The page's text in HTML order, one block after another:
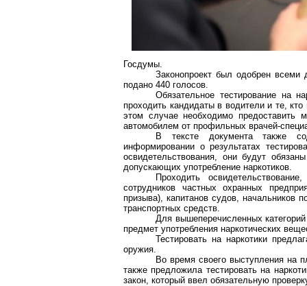
Госдумы.
Законопроект был одобрен
подано 440 голосов.
Обязательное тестирование на
проходить кандидаты в водители и те,
этом случае необходимо предоставить
автомобилем от профильных врачей-
В тексте документа также
информировании о результатах
освидетельствования, они будут
допускающих употребление наркотиков.
Проходить
сотрудников частных охранных
призыва), капитанов судов, начальников
транспортных средств.
Для вышеперечисленных
предмет употребления наркотических
Тестировать на наркотики
оружия.
Во время своего выступления на
также предложила тестировать на
закон, который ввел обязательную